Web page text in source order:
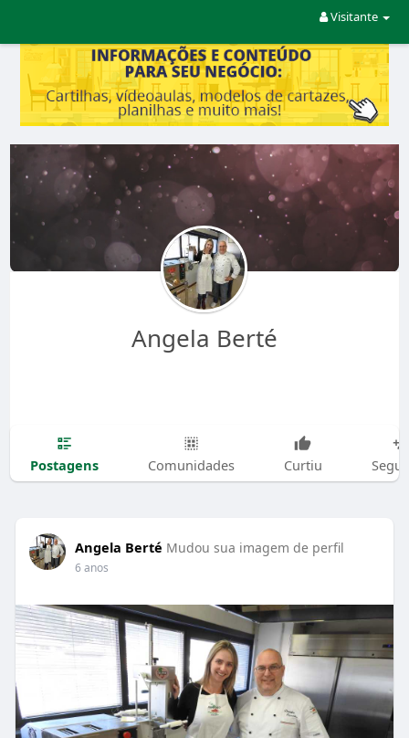
Visitante
Angela Berté
Postagens Comunidades Curtiu
Angela Berté Mudou sua imagem de perfil
6 anos